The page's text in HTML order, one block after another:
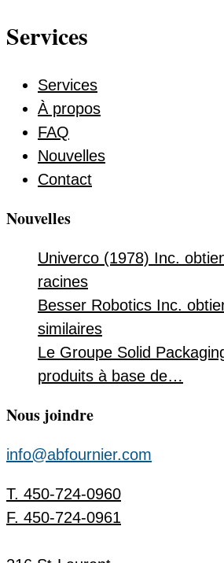
Services
Services
À propos
FAQ
Nouvelles
Contact
Nouvelles
Univerco (1978) Inc.
racines
Besser Robotics Inc.
similaires
Le Groupe Solid
produits à base de…
Nous joindre
info@abfournier.com
T. 450-724-0960
F. 450-724-0961